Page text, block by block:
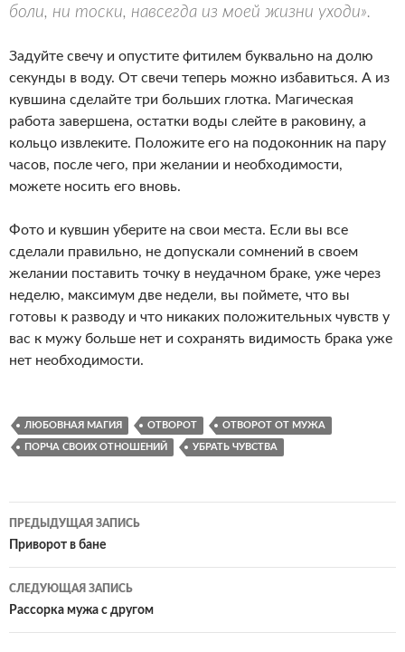
боли, ни тоски, навсегда из моей жизни уходи».
Задуйте свечу и опустите фитилем буквально на долю
секунды в воду. От свечи теперь можно избавиться. А из
кувшина сделайте три больших глотка. Магическая
работа завершена, остатки воды слейте в раковину, а
кольцо извлеките. Положите его на подоконник на пару
часов, после чего, при желании и необходимости,
можете носить его вновь.
Фото и кувшин уберите на свои места. Если вы все
сделали правильно, не допускали сомнений в своем
желании поставить точку в неудачном браке, уже через
неделю, максимум две недели, вы поймете, что вы
готовы к разводу и что никаких положительных чувств у
вас к мужу больше нет и сохранять видимость брака уже
нет необходимости.
ЛЮБОВНАЯ МАГИЯ ОТВОРОТ ОТВОРОТ ОТ МУЖА
ПОРЧА СВОИХ ОТНОШЕНИЙ УБРАТЬ ЧУВСТВА
Навигация
по
записям
ПРЕДЫДУЩАЯ ЗАПИСЬ
Приворот в бане
СЛЕДУЮЩАЯ ЗАПИСЬ
Рассорка мужа с другом